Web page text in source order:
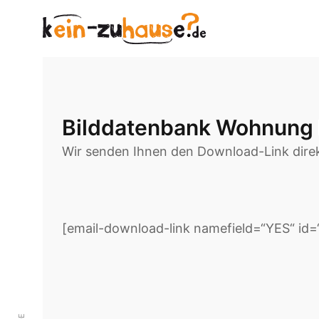
Bilddatenbank Wohnung
Wir senden Ihnen den Download-Link
[email-download-link namefield=“YES“